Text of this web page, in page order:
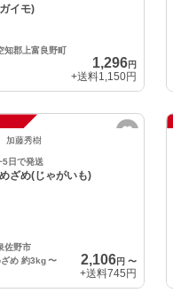
イモ)
知郡上富良野町
1,296円
+送料1,150円
加藤秀樹
日で発送
ざめ(じゃがいも)
佐野市
ざめ 約3kg 〜 2,106円〜
+送料745円